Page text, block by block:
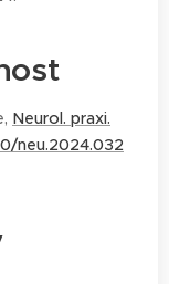
Neurol. praxi.
neu.2024.032